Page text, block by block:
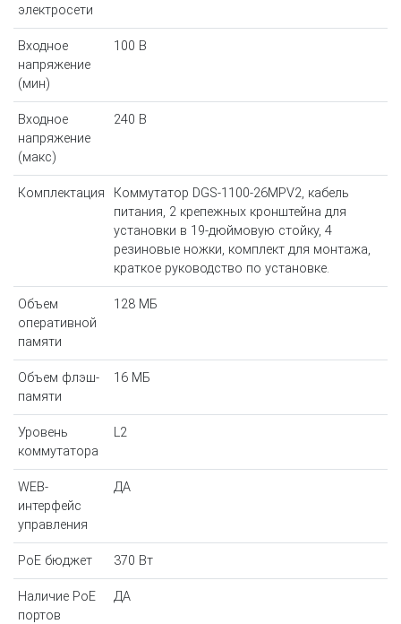
электросети
Входное
напряжение
(мин)
100 В
Входное
напряжение
(макс)
240 В
Комплектация
Коммутатор DGS-1100-26MPV2, кабель
питания, 2 крепежных кронштейна для
установки в 19-дюймовую стойку, 4
резиновые ножки, комплект для монтажа,
краткое руководство по установке.
Объем
оперативной
памяти
128 МБ
Объем флэш-
памяти
16 МБ
Уровень
коммутатора
L2
WEB-
интерфейс
управления
ДА
PoE бюджет 370 Вт
Наличие PoE
портов
ДА